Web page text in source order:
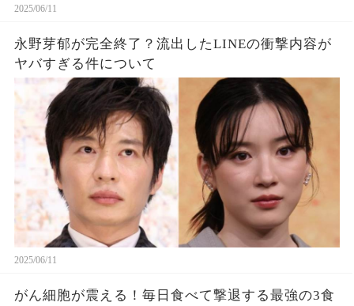
2025/06/11
永野芽郁が完全終了？流出したLINEの衝撃内容が
ヤバすぎる件について
2025/06/11
がん細胞が震える！毎日食べて撃退する最強の3食